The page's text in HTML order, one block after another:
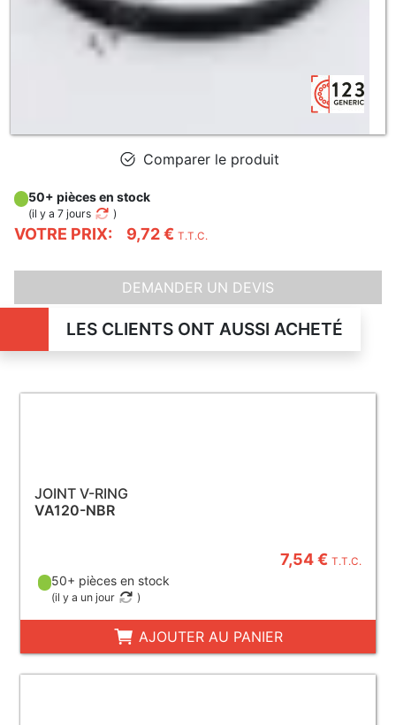
Comparer le produit
VOTRE PRIX: 9,72 € T.T.C.
50+ pièces en stock
(il y a 7 jours )
DEMANDER UN DEVIS
LES CLIENTS ONT AUSSI ACHETÉ
JOINT V-RING
VA120-NBR
7,54 €T.T.C.
50+ pièces en stock
(il y a un jour )
AJOUTER AU PANIER